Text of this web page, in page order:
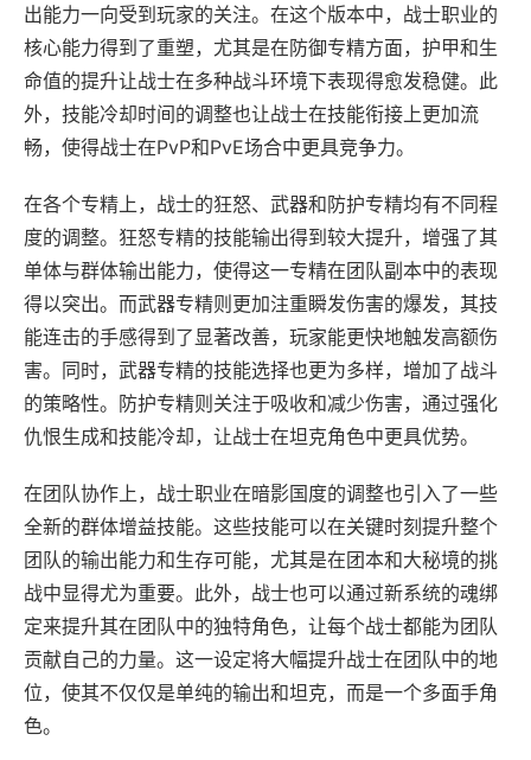
出能力一向受到玩家的关注。在这个版本中，战士职业的
核心能力得到了重塑，尤其是在防御专精方面，护甲和生
命值的提升让战士在多种战斗环境下表现得愈发稳健。此
外，技能冷却时间的调整也让战士在技能衔接上更加流
畅，使得战士在PvP和PvE场合中更具竞争力。
在各个专精上，战士的狂怒、武器和防护专精均有不同程
度的调整。狂怒专精的技能输出得到较大提升，增强了其
单体与群体输出能力，使得这一专精在团队副本中的表现
得以突出。而武器专精则更加注重瞬发伤害的爆发，其技
能连击的手感得到了显著改善，玩家能更快地触发高额伤
害。同时，武器专精的技能选择也更为多样，增加了战斗
的策略性。防护专精则关注于吸收和减少伤害，通过强化
仇恨生成和技能冷却，让战士在坦克角色中更具优势。
在团队协作上，战士职业在暗影国度的调整也引入了一些
全新的群体增益技能。这些技能可以在关键时刻提升整个
团队的输出能力和生存可能，尤其是在团本和大秘境的挑
战中显得尤为重要。此外，战士也可以通过新系统的魂绑
定来提升其在团队中的独特角色，让每个战士都能为团队
贡献自己的力量。这一设定将大幅提升战士在团队中的地
位，使其不仅仅是单纯的输出和坦克，而是一个多面手角
色。